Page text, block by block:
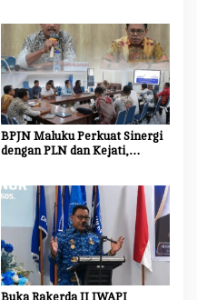
BPJN Maluku Perkuat Sinergi
dengan PLN dan Kejati,
Proyek Strategis